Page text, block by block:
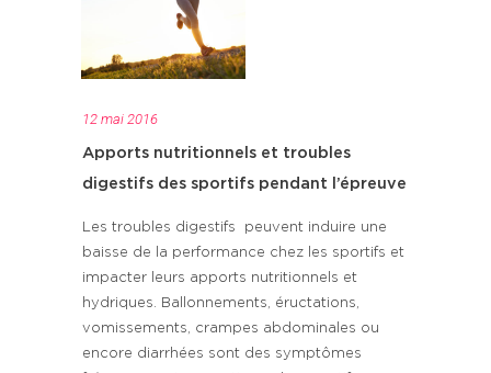
12 mai 2016
Apports nutritionnels et troubles
digestifs des sportifs pendant l’épreuve
Les troubles digestifs peuvent induire une
baisse de la performance chez les sportifs et
impacter leurs apports nutritionnels et
hydriques. Ballonnements, éructations,
vomissements, crampes abdominales ou
encore diarrhées sont des symptômes